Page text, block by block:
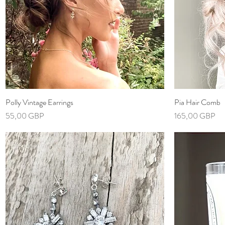
Vista rápida
Polly Vintage Earrings
Precio
55,00 GBP
Pia Hair Comb
Precio
165,00 GBP